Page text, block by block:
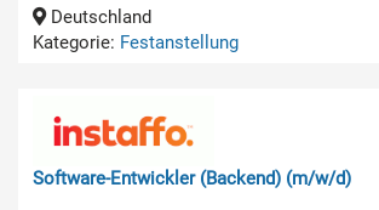
Deutschland
Kategorie: Festanstellung
Software-Entwickler (Backend) (m/w/d)